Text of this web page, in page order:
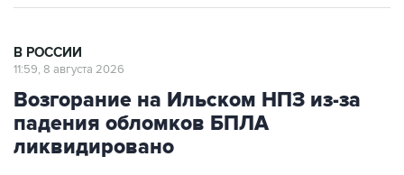
В РОССИИ
11:59, 8 августа 2026
Возгорание на Ильском НПЗ из-за
падения обломков БПЛА
ликвидировано